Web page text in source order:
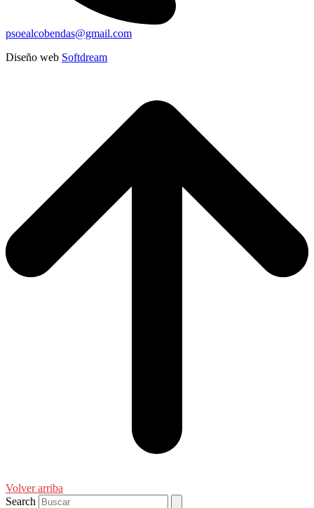
psoealcobendas@gmail.com
Diseño web Softdream
Volver arriba
Search